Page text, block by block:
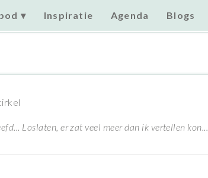
Inspiratie Agenda Blogs
Loslaten, er zat veel meer dan ik vertellen